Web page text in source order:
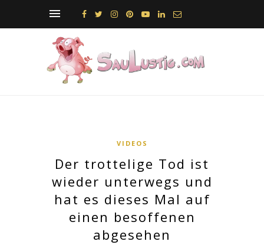
VIDEOS
Der trottelige Tod ist
wieder unterwegs und
hat es dieses Mal auf
einen besoffenen
abgesehen